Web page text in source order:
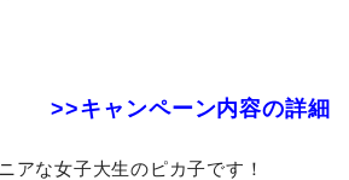
>>キャンペーン内容の詳細
アな女子大生のピカ子です！